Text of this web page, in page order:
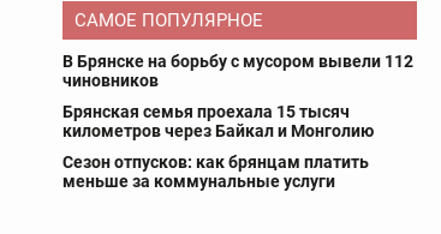
САМОЕ ПОПУЛЯРНОЕ
В Брянске на борьбу с мусором вывели 112
чиновников
Брянская семья проехала 15 тысяч
километров через Байкал и Монголию
Сезон отпусков: как брянцам платить
меньше за коммунальные услуги